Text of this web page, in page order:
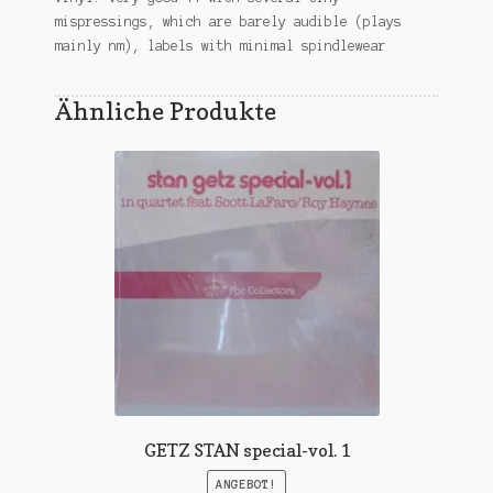
mispressings, which are barely audible (plays
mainly nm), labels with minimal spindlewear
Ähnliche Produkte
GETZ STAN special-vol. 1
ANGEBOT!